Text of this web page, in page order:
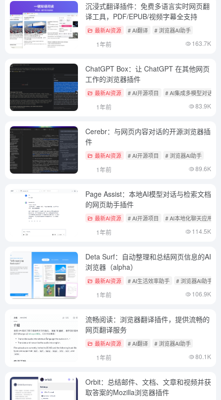
沉浸式翻译插件：免费多语言实时网页翻
译工具，PDF/EPUB/视频字幕全支持
最新AI资源 # AI翻译 # 浏览器AI助手
1年前 163.7K
ChatGPT Box：让 ChatGPT 在其他网页
工作的浏览器插件
最新AI资源 # AI开源项目 # AI集成多模型对话平
1年前 83.9K
Cerebr：与网页内容对话的开源浏览器插
件
最新AI资源 # AI开源项目 # 浏览器AI助手
1年前 89.6K
Page Assist：本地AI模型对话与检索文档
的网页助手插件
最新AI资源 # AI开源项目 # AI本地化聊天应用
1年前 114.5K
Deta Surf：自动整理和总结网页信息的AI
浏览器（alpha）
最新AI资源 # AI生活效率助手 # 浏览器AI助手
1年前 106.9K
流畅阅读：浏览器翻译插件，提供流畅的
网页翻译服务
最新AI资源 # AI翻译 # 浏览器AI助手
1年前 80.1K
Orbit：总结邮件、文档、文章和视频并获
取答案的Mozilla浏览器插件